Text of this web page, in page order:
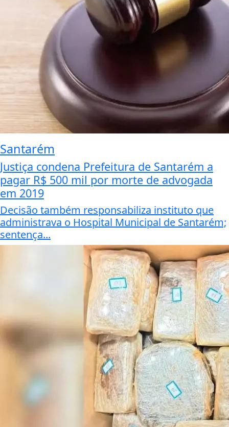
Santarém
Justiça condena Prefeitura de Santarém a
pagar R$ 500 mil por morte de advogada
em 2019
Decisão também responsabiliza instituto que
administrava o Hospital Municipal de Santarém;
sentença...